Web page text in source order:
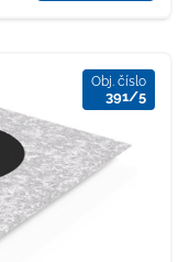
Obj. číslo
391/5